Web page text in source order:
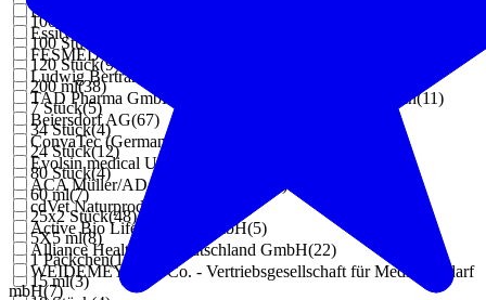
1000 ml
100 Stück
120 Stück(9)
200 ml(38)
7 Stück(5)
34 Stück(4)
24 Stück(12)
80 Stück(4)
60 ml(7)
25x2 Stück(48)
5X5 ml(8)
1 Päckchen(10
15 ml(3)
Dr. Arabin GmbH & Co. KG
Essity Germany GmbH Health and Medical Solutions
FESMED Verbandmittel GmbH
Ludwig Bertram GmbH
TAD Pharma GmbH Geschäftsbereich Veterinärmedizin(11)
Beiersdorf AG(67)
ConvaTec (Germany) GmbH
Evolsin medical UG (haftungsbeschränkt)
ACA Müller/ADAG Pharma AG
)
cdVet Naturprodukte GmbH
Active Bio Life Science GmbH(5)
Alliance Healthcare Deutschland GmbH(22)
WEIDEMEYER + Co. - Vertriebsgesellschaft für Medizinbedarf
mbH(7)